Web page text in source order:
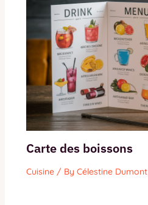
Carte des boissons
Cuisine/ By Célestine Dumont